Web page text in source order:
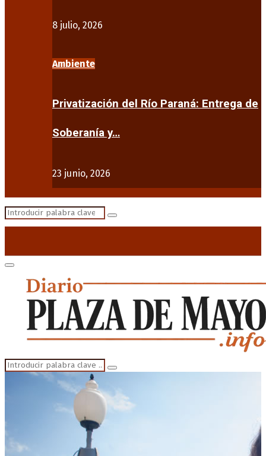
8 julio, 2026
Ambiente
Privatización del Río Paraná: Entrega de
Soberanía y…
23 junio, 2026
Search
Search
Primary
Menu
Search
for:
Search